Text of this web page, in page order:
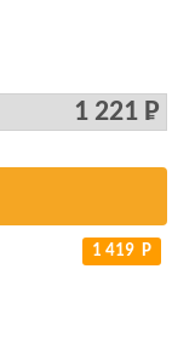
1 221 Р
1 419 Р